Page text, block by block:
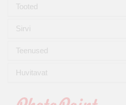
Tooted
Sirvi
Teenused
Huvitavat